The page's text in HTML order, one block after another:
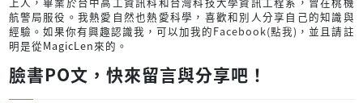
航警局服役。我熱愛自然也熱愛科學，喜歡和別人分享自己的知識與
經驗。如果你有興趣認識我，可以加我的Facebook(點我) ，並且請註
明是從MagicLen來的。
臉書PO文，快來留言與分享吧！